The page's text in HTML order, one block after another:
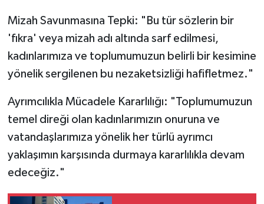
​Mizah Savunmasına Tepki: "Bu tür sözlerin bir
'fıkra' veya mizah adı altında sarf edilmesi,
kadınlarımıza ve toplumumuzun belirli bir kesimine
yönelik sergilenen bu nezaketsizliği hafifletmez."
​Ayrımcılıkla Mücadele Kararlılığı: "Toplumumuzun
temel direği olan kadınlarımızın onuruna ve
vatandaşlarımıza yönelik her türlü ayrımcı
yaklaşımın karşısında durmaya kararlılıkla devam
edeceğiz."